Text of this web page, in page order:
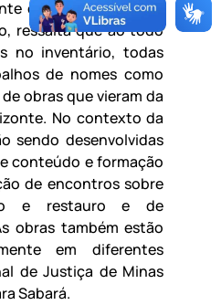
de Artes Visuais da
ressalta que ao todo
no inventário, todas
de nomes como
obras que vieram da
No contexto da
sendo desenvolvidas
conteúdo e formação
de encontros sobre
e restauro e de
obras também estão
em diferentes
de Justiça de Minas
Sabará.